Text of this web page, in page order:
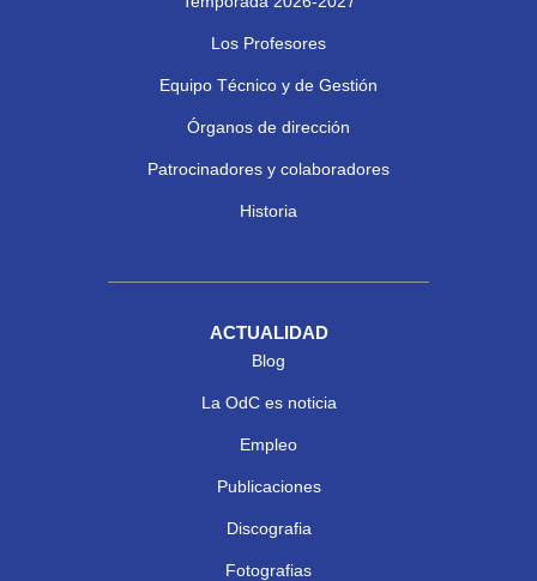
Los Profesores
Equipo Técnico y de Gestión
Órganos de dirección
Patrocinadores y colaboradores
Historia
ACTUALIDAD
Blog
La OdC es noticia
Empleo
Publicaciones
Discografia
Fotografias